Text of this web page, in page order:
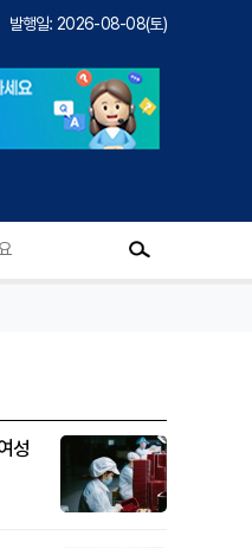
발행일: 2026-08-08(토)
성